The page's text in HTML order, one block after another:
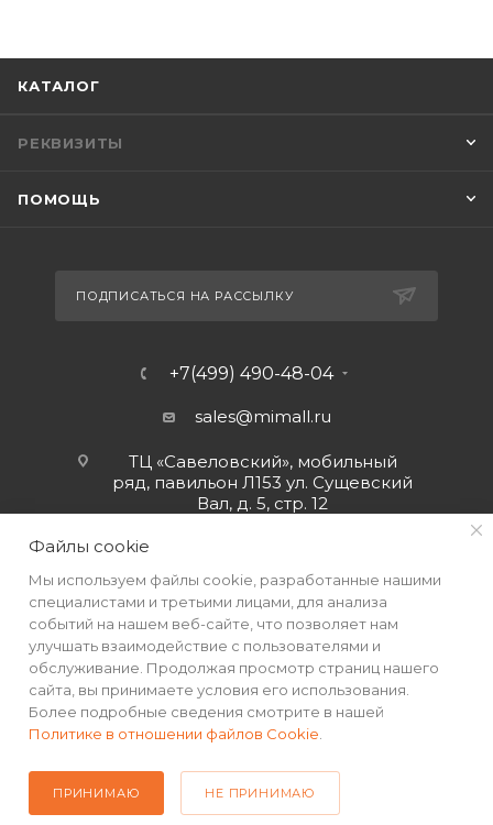
КАТАЛОГ
РЕКВИЗИТЫ
ПОМОЩЬ
ПОДПИСАТЬСЯ НА РАССЫЛКУ
+7(499) 490-48-04
sales@mimall.ru
ТЦ «Савеловский», мобильный
ряд, павильон Л153 ул. Сущевский
Вал, д. 5, стр. 12
2026 © Интернет-магазин MiMall® • Не является публичной
офертой • 2026 г.
Файлы cookie
Мы используем файлы cookie, разработанные нашими
специалистами и третьими лицами, для анализа
событий на нашем веб-сайте, что позволяет нам
улучшать взаимодействие с пользователями и
обслуживание. Продолжая просмотр страниц нашего
сайта, вы принимаете условия его использования.
Более подробные сведения смотрите в нашей
Политике в отношении файлов Cookie
ПРИНИМАЮ НЕ ПРИНИМАЮ